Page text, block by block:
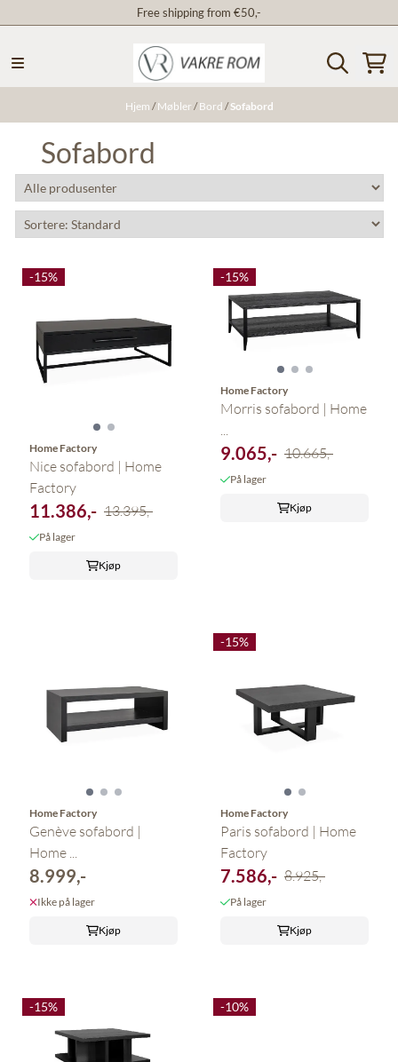
Free shipping from €50,-
Hjem /Møbler /Bord /Sofabord
Sofabord
-15%
Home Factory
Nice sofabord | Home
Factory
11.386,- 13.395,-
På lager
Kjøp
-15%
Home Factory
Morris sofabord | Home
9.065,- 10.665,-
På lager
Kjøp
Home Factory
Genève sofabord |
Home ...
8.999,-
Ikke på lager
Kjøp
-15%
Home Factory
Paris sofabord | Home
Factory
7.586,- 8.925,-
På lager
Kjøp
-15% -10%